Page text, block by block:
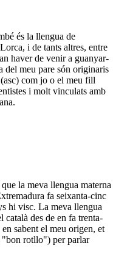
és la llengua de
i de tants altres, entre
haver de venir a guanyar-
del meu pare són originaris
com jo o el meu fill
i molt vinculats amb
la meva llengua materna
fa seixanta-cinc
hi visc. La meva llengua
català des de en fa trenta-
sabent el meu origen, et
"bon rotllo") per parlar